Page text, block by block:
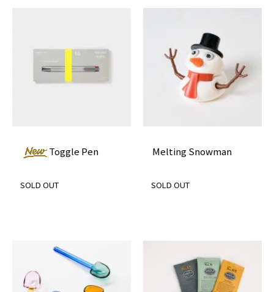
Toggle Pen
SOLD OUT
Melting Snowman
SOLD OUT